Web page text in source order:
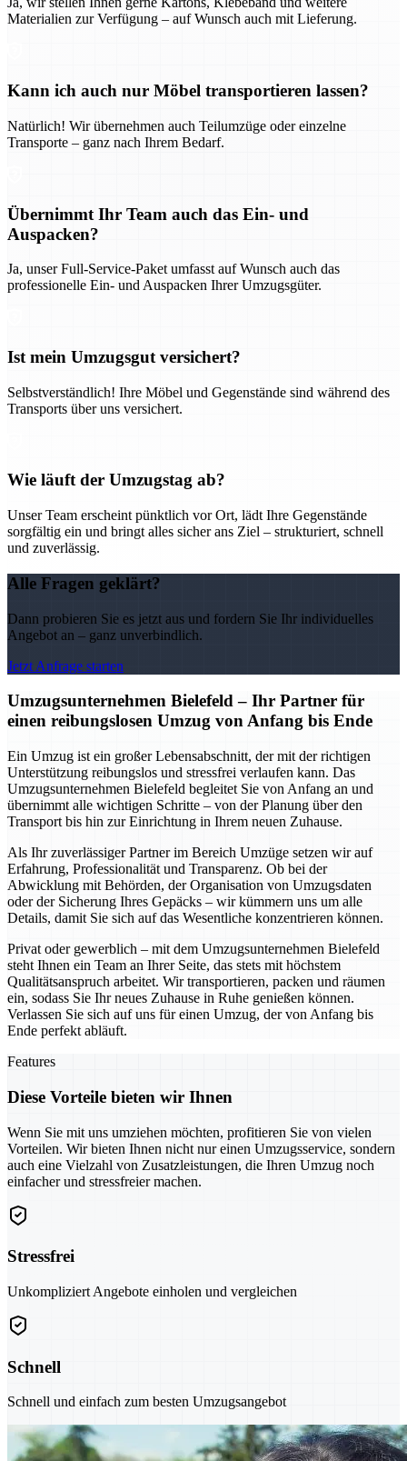
Materialien zur Verfügung – auf Wunsch auch mit Lieferung.
Kann ich auch nur Möbel transportieren lassen?
Natürlich! Wir übernehmen auch Teilumzüge oder einzelne
Transporte – ganz nach Ihrem Bedarf.
Übernimmt Ihr Team auch das Ein- und
Auspacken?
Ja, unser Full-Service-Paket umfasst auf Wunsch auch das
professionelle Ein- und Auspacken Ihrer Umzugsgüter.
Ist mein Umzugsgut versichert?
Selbstverständlich! Ihre Möbel und Gegenstände sind während des
Transports über uns versichert.
Wie läuft der Umzugstag ab?
Unser Team erscheint pünktlich vor Ort, lädt Ihre Gegenstände
sorgfältig ein und bringt alles sicher ans Ziel – strukturiert, schnell
und zuverlässig.
Alle Fragen geklärt?
Dann probieren Sie es jetzt aus und fordern Sie Ihr individuelles
Angebot an – ganz unverbindlich.
Jetzt Anfrage starten
Umzugsunternehmen Bielefeld – Ihr Partner für
einen reibungslosen Umzug von Anfang bis Ende
Ein Umzug ist ein großer Lebensabschnitt, der mit der richtigen
Unterstützung reibungslos und stressfrei verlaufen kann. Das
Umzugsunternehmen Bielefeld begleitet Sie von Anfang an und
übernimmt alle wichtigen Schritte – von der Planung über den
Transport bis hin zur Einrichtung in Ihrem neuen Zuhause.
Als Ihr zuverlässiger Partner im Bereich Umzüge setzen wir auf
Erfahrung, Professionalität und Transparenz. Ob bei der
Abwicklung mit Behörden, der Organisation von Umzugsdaten
oder der Sicherung Ihres Gepäcks – wir kümmern uns um alle
Details, damit Sie sich auf das Wesentliche konzentrieren können.
Privat oder gewerblich – mit dem Umzugsunternehmen Bielefeld
steht Ihnen ein Team an Ihrer Seite, das stets mit höchstem
Qualitätsanspruch arbeitet. Wir transportieren, packen und räumen
ein, sodass Sie Ihr neues Zuhause in Ruhe genießen können.
Verlassen Sie sich auf uns für einen Umzug, der von Anfang bis
Ende perfekt abläuft.
Features
Diese Vorteile bieten wir Ihnen
Wenn Sie mit uns umziehen möchten, profitieren Sie von vielen
Vorteilen. Wir bieten Ihnen nicht nur einen Umzugsservice, sondern
auch eine Vielzahl von Zusatzleistungen, die Ihren Umzug noch
einfacher und stressfreier machen.
Stressfrei
Unkompliziert Angebote einholen und vergleichen
Schnell
Schnell und einfach zum besten Umzugsangebot